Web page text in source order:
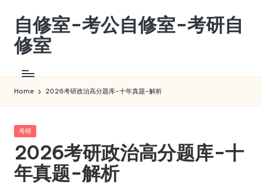
content
自修室-考公自修室-考研自
修室
公
自
修
考
研
自
修
Home 2026考研政治高分题库-十年真题-解析
Posted
考研
2026考研政治高分题库-十
年真题-解析